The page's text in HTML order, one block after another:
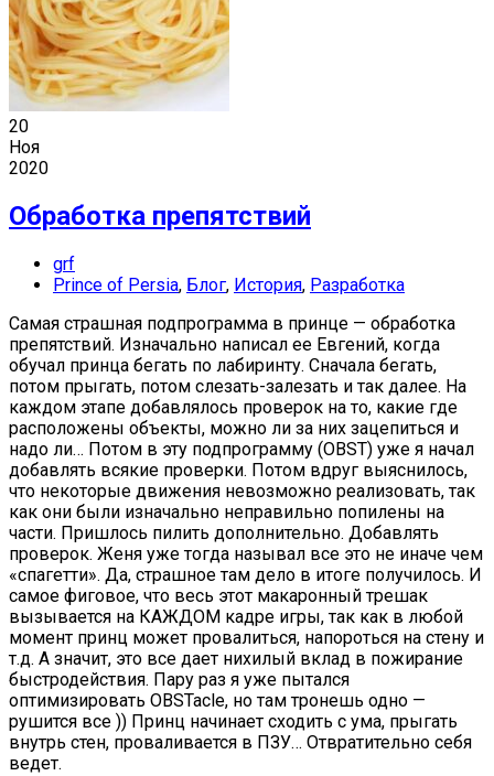
20
Ноя
2020
Обработка препятствий
grf
Prince of Persia, Блог, История, Разработка
Самая страшная подпрограмма в принце — обработка
препятствий. Изначально написал ее Евгений, когда
обучал принца бегать по лабиринту. Сначала бегать,
потом прыгать, потом слезать-залезать и так далее. На
каждом этапе добавлялось проверок на то, какие где
расположены объекты, можно ли за них зацепиться и
надо ли… Потом в эту подпрограмму (OBST) уже я начал
добавлять всякие проверки. Потом вдруг выяснилось,
что некоторые движения невозможно реализовать, так
как они были изначально неправильно попилены на
части. Пришлось пилить дополнительно. Добавлять
проверок. Женя уже тогда называл все это не иначе чем
«спагетти». Да, страшное там дело в итоге получилось. И
самое фиговое, что весь этот макаронный трешак
вызывается на КАЖДОМ кадре игры, так как в любой
момент принц может провалиться, напороться на стену и
т.д. А значит, это все дает нихилый вклад в пожирание
быстродействия. Пару раз я уже пытался
оптимизировать OBSTacle, но там тронешь одно —
рушится все )) Принц начинает сходить с ума, прыгать
внутрь стен, проваливается в ПЗУ… Отвратительно себя
ведет.